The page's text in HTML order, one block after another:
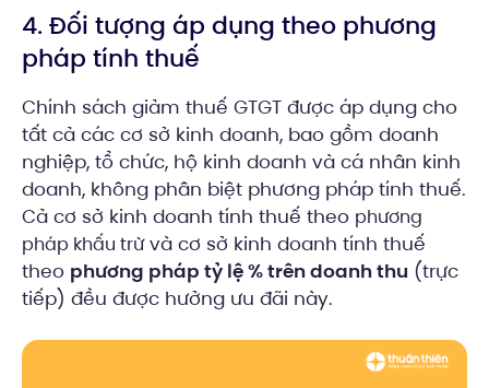
4. Đối tượng áp dụng theo phương
pháp tính thuế
Chính sách giảm thuế GTGT được áp dụng cho
tất cả các cơ sở kinh doanh, bao gồm doanh
nghiệp, tổ chức, hộ kinh doanh và cá nhân kinh
doanh, không phân biệt phương pháp tính thuế.
Cả cơ sở kinh doanh tính thuế theo phương
pháp khấu trừvà cơ sở kinh doanh tính thuế
theo phương pháp tỷ lệ % trên doanh thu (trực
tiếp) đều được hưởng ưu đãi này.